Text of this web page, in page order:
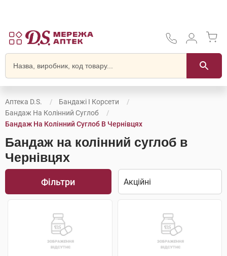
Аптека D.S.
Бандажі І Корсети
Бандаж На Колінний Суглоб
Бандаж На Колінний Суглоб В Чернівцях
Бандаж на колінний суглоб в
Чернівцях
Фільтри